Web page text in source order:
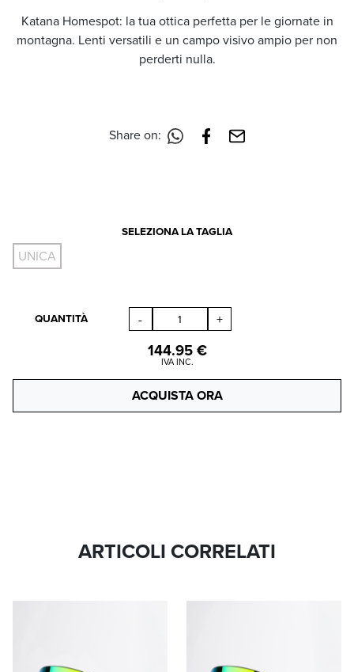
Katana Homespot: la tua ottica perfetta per le giornate in
montagna. Lenti versatili e un campo visivo ampio per non
perderti nulla.
Share on:
SELEZIONA LA TAGLIA
UNICA
QUANTITÀ - +
144.95€
IVA INC.
ACQUISTA ORA
ARTICOLI CORRELATI